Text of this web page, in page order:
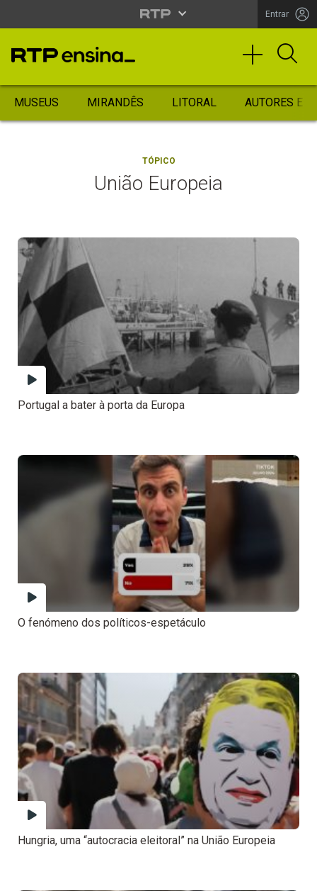
Entrar
MUSEUS MIRANDÊS LITORAL AUTORES
TÓPICO
União Europeia
Portugal a bater à porta da Europa
O fenómeno dos políticos-espetáculo
Hungria, uma “autocracia eleitoral” na União Europeia